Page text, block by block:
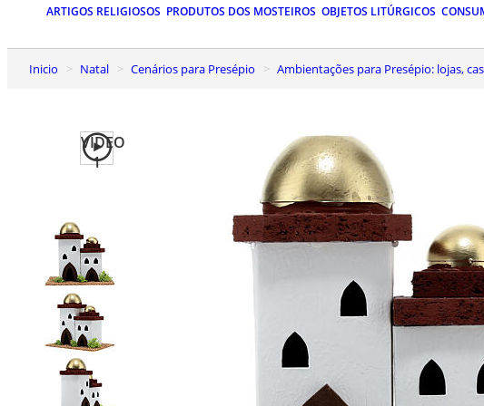
ARTIGOS RELIGIOSOS PRODUTOS DOS MOSTEIROS OBJETOS LITÚRGICOS
Inicio Natal Cenários para Presépio Ambientações para Presépio: lojas,
VIDEO
1